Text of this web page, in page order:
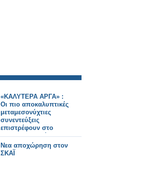
«ΚΑΛΥΤΕΡΑ ΑΡΓΑ» :
Oι πιο αποκαλυπτικές
μεταμεσονύχτιες
συνεντεύξεις
επιστρέφουν στο
ACTION 24 - Πότε
κάνουν πρεμιέρα;
Νεα αποχώρηση στον
ΣΚΑΪ